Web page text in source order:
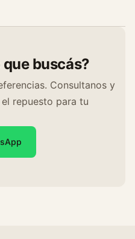
buscás?
Consultanos y
repuesto para tu